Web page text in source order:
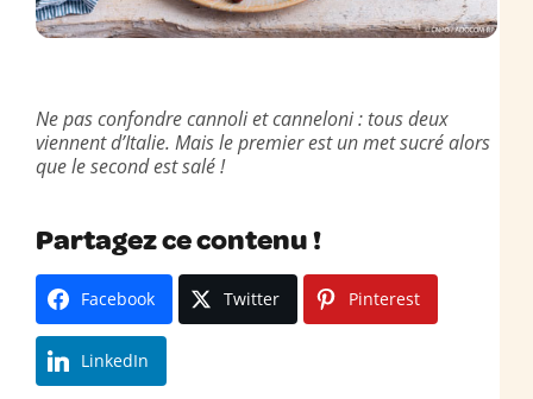
Ne pas confondre cannoli et canneloni : tous deux
viennent d’Italie. Mais le premier est un met sucré alors
que le second est salé !
Partagez ce contenu !
Facebook Twitter Pinterest
LinkedIn